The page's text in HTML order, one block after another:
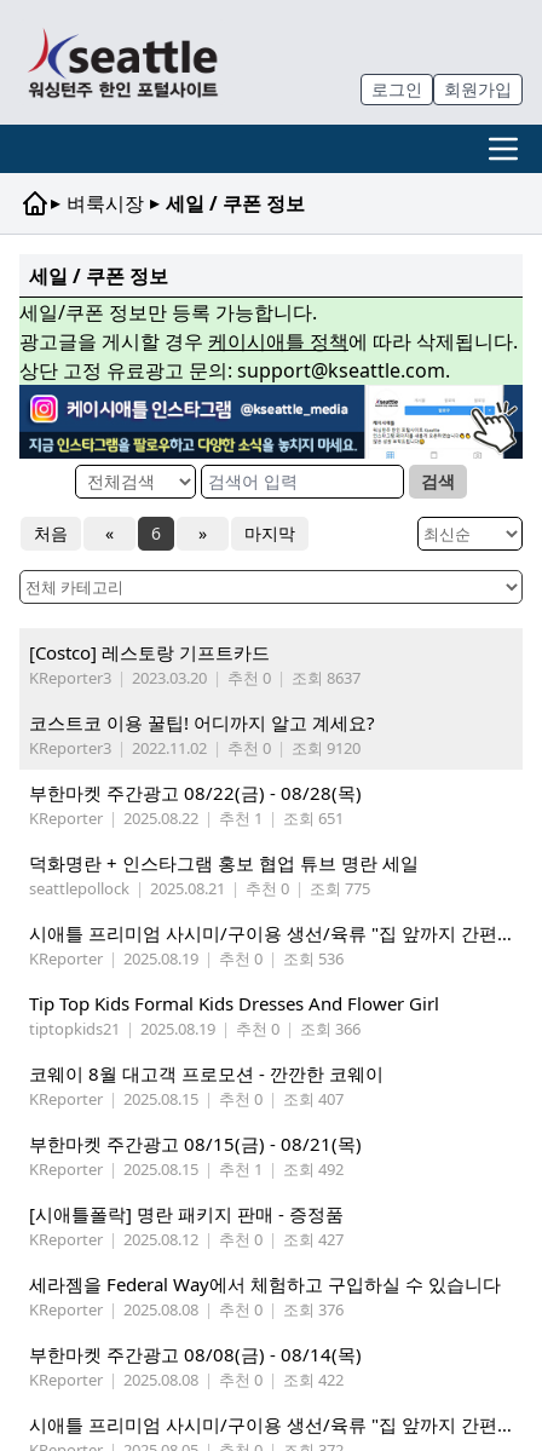
로그인 회원가입
▸ 벼룩시장 ▸ 세일 / 쿠폰 정보
세일 / 쿠폰 정보
세일/쿠폰 정보만 등록 가능합니다.
광고글을 게시할 경우 케이시애틀 정책에 따라 삭제됩니다.
상단 고정 유료광고 문의: support@kseattle.com.
검색
처음 « 6 » 마지막
[Costco] 레스토랑 기프트카드
KReporter3 | 2023.03.20 | 추천 0 | 조회 8637
코스트코 이용 꿀팁! 어디까지 알고 계세요?
KReporter3 | 2022.11.02 | 추천 0 | 조회 9120
부한마켓 주간광고 08/22(금) - 08/28(목)
KReporter | 2025.08.22 | 추천 1 | 조회 651
덕화명란 + 인스타그램 홍보 협업 튜브 명란 세일
seattlepollock | 2025.08.21 | 추천 0 | 조회 775
시애틀 프리미엄 사시미/구이용 생선/육류 "집 앞까지 간편하게" – 영오션샵닷컴
KReporter | 2025.08.19 | 추천 0 | 조회 536
Tip Top Kids Formal Kids Dresses And Flower Girl
tiptopkids21 | 2025.08.19 | 추천 0 | 조회 366
코웨이 8월 대고객 프로모션 - 깐깐한 코웨이
KReporter | 2025.08.15 | 추천 0 | 조회 407
부한마켓 주간광고 08/15(금) - 08/21(목)
KReporter | 2025.08.15 | 추천 1 | 조회 492
[시애틀폴락] 명란 패키지 판매 - 증정품
KReporter | 2025.08.12 | 추천 0 | 조회 427
세라젬을 Federal Way에서 체험하고 구입하실 수 있습니다
KReporter | 2025.08.08 | 추천 0 | 조회 376
부한마켓 주간광고 08/08(금) - 08/14(목)
KReporter | 2025.08.08 | 추천 0 | 조회 422
시애틀 프리미엄 사시미/구이용 생선/육류 "집 앞까지 간편하게" – 영오션닷컴